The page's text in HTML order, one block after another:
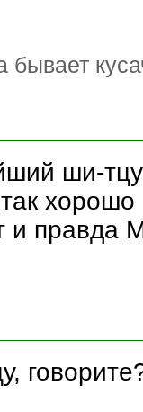
бывает
ши-
и правда